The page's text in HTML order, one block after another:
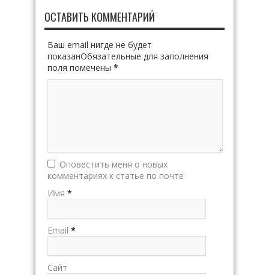
ОСТАВИТЬ КОММЕНТАРИЙ
Ваш email нигде не будет
показанОбязательные для заполнения
поля помечены *
Оповестить меня о новых
комментариях к статье по почте
Имя *
Email *
Сайт